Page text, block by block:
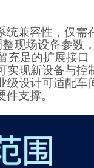
统兼容性，仅
现场设备参数
充足的扩展接
实现新设备与
级设计可适配车
支撑。